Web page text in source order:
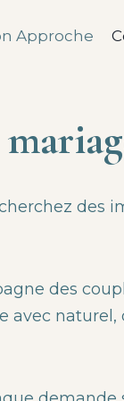
Approche
des
des
avec